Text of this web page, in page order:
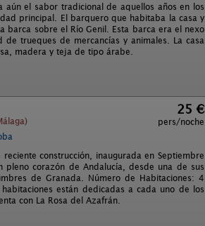
aún el sabor tradicional de aquellos años en los
principal. El barquero que habitaba la casa y
barca sobre el Río Genil. Esta barca era el nexo
trueques de mercancías y animales. La casa
madera y teja de tipo árabe.
25 €
pers/noche
construcción, inaugurada en Septiembre
corazón de Andalucía, desde una de sus
de Granada. Número de Habitaciones: 4
están dedicadas a cada uno de los
con La Rosa del Azafrán.